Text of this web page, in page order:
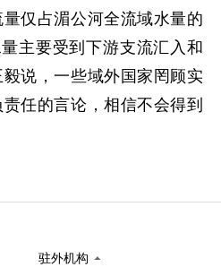
仅占湄公河全流域水量的
主要受到下游支流汇入和
说，一些域外国家罔顾实
任的言论，相信不会得到
驻外机构